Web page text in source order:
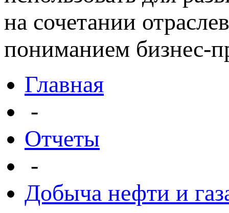
на сочетании
пониманием бизнес-
Главная
-
Отчеты
-
Добыча нефти и